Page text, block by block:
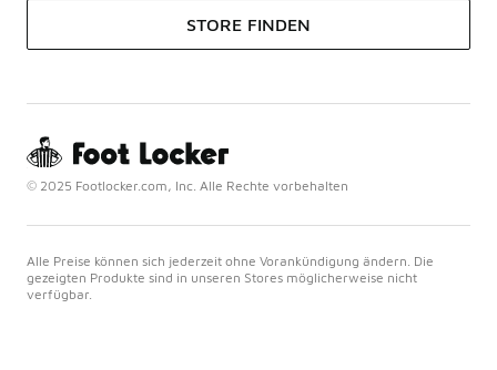
STORE FINDEN
© 2025 Footlocker.com, Inc. Alle Rechte vorbehalten
Alle Preise können sich jederzeit ohne Vorankündigung ändern. Die
gezeigten Produkte sind in unseren Stores möglicherweise nicht
verfügbar.